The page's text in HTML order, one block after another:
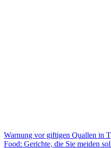
Warnung vor giftigen Quallen in
Food: Gerichte, die Sie meiden